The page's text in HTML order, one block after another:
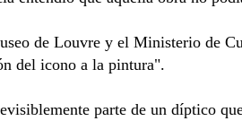
de Louvre y el Ministerio de
del icono a la pintura".
parte de un díptico